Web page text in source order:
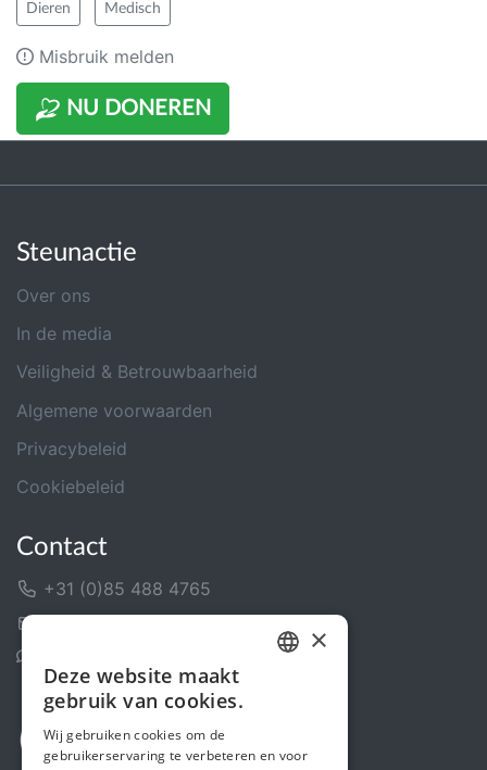
NU DONEREN
Dieren Medisch
Misbruik melden
Steunactie
Over ons
In de media
Veiligheid & Betrouwbaarheid
Algemene voorwaarden
Privacybeleid
Cookiebeleid
Contact
+31 (0)85 488 4765
ENGLISH
×
Deze website maakt
gebruik van cookies.
Wij gebruiken cookies om de
gebruikerservaring te verbeteren en voor